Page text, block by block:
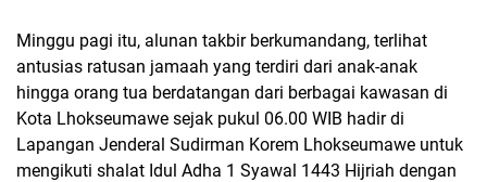
Minggu pagi itu, alunan takbir berkumandang, terlihat
antusias ratusan jamaah yang terdiri dari anak-anak
hingga orang tua berdatangan dari berbagai kawasan di
Kota Lhokseumawe sejak pukul 06.00 WIB hadir di
Lapangan Jenderal Sudirman Korem Lhokseumawe untuk
mengikuti shalat Idul Adha 1 Syawal 1443 Hijriah dengan